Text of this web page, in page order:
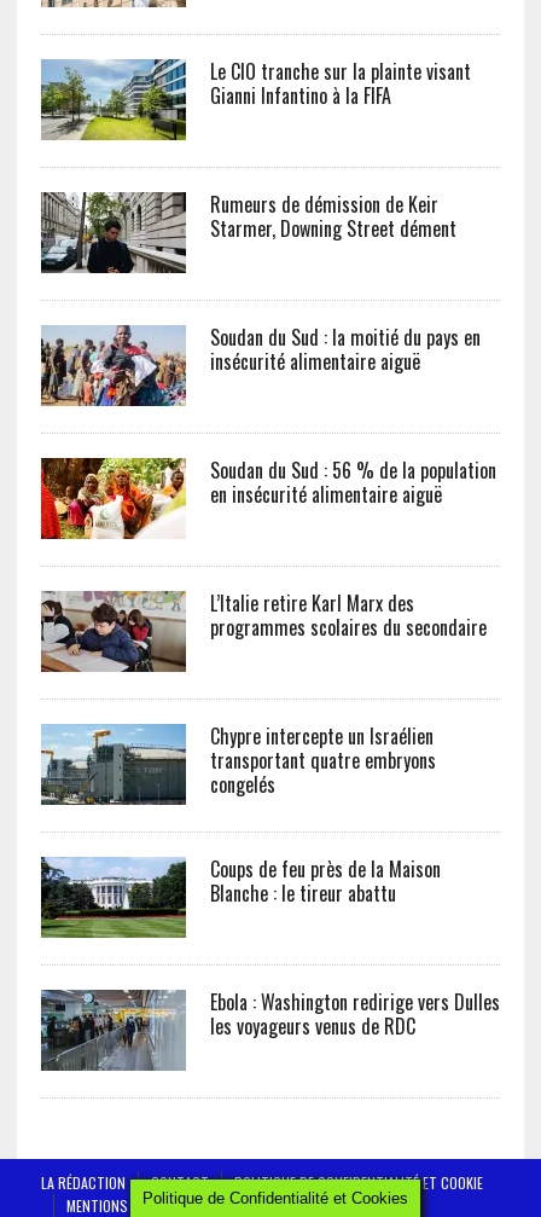
Le CIO tranche sur la plainte visant
Gianni Infantino à la FIFA
Rumeurs de démission de Keir
Starmer, Downing Street dément
Soudan du Sud : la moitié du pays en
insécurité alimentaire aiguë
Soudan du Sud : 56 % de la population
en insécurité alimentaire aiguë
L’Italie retire Karl Marx des
programmes scolaires du secondaire
Chypre intercepte un Israélien
transportant quatre embryons
congelés
Coups de feu près de la Maison
Blanche : le tireur abattu
Ebola : Washington redirige vers Dulles
les voyageurs venus de RDC
LA RÉDACTION CONTACT
POLITIQUE DE CONFIDENTIALITÉ ET COOKIE
MENTIONS LÉGALESPolitique de Confidentialité et Cookies